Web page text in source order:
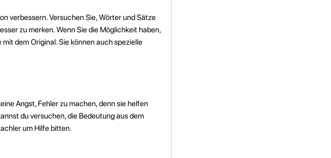
verbessern. Versuchen Sie, Wörter und Sätze
zu merken. Wenn Sie die Möglichkeit haben,
dem Original. Sie können auch spezielle
Angst, Fehler zu machen, denn sie helfen
du versuchen, die Bedeutung aus dem
um Hilfe bitten.